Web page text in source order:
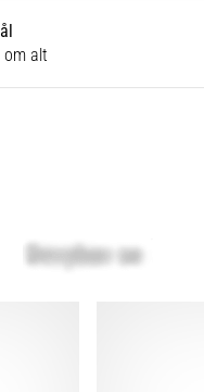
om alt